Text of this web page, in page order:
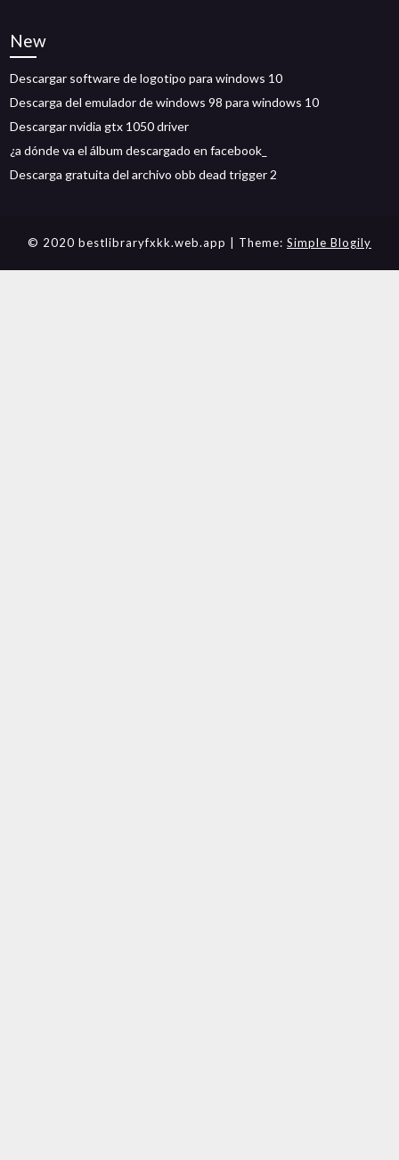
New
Descargar software de logotipo para windows 10
Descarga del emulador de windows 98 para windows 10
Descargar nvidia gtx 1050 driver
¿a dónde va el álbum descargado en facebook_
Descarga gratuita del archivo obb dead trigger 2
© 2020 bestlibraryfxkk.web.app | Theme: Simple Blogily